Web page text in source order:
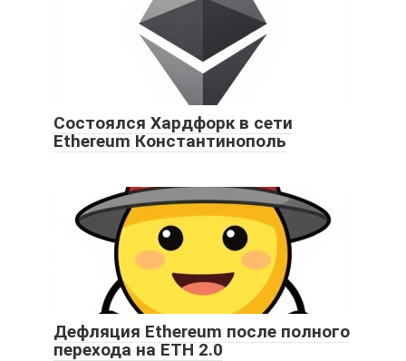
Состоялся Хардфорк в сети
Ethereum Константинополь
Дефляция Ethereum после полного
перехода на ETH 2.0